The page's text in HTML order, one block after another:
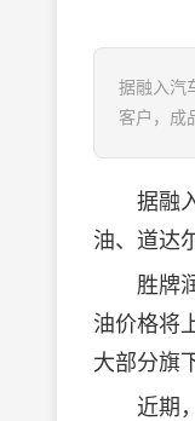
据融入汽
客户，成
据融入
油、道达
胜牌
油价格将
大部分旗
近期，